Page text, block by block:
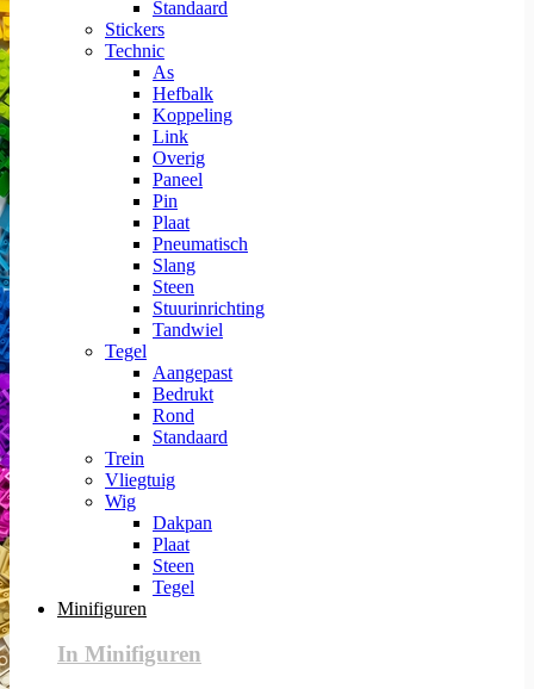
Standaard
Stickers
Technic
As
Hefbalk
Koppeling
Link
Overig
Paneel
Pin
Plaat
Pneumatisch
Slang
Steen
Stuurinrichting
Tandwiel
Tegel
Aangepast
Bedrukt
Rond
Standaard
Trein
Vliegtuig
Wig
Dakpan
Plaat
Steen
Tegel
Minifiguren
In Minifiguren